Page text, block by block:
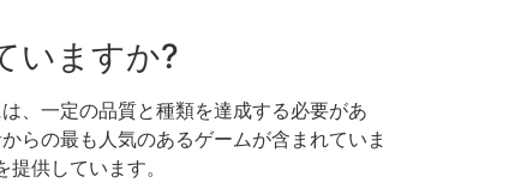
いますか?
、一定の品質と種類を達成する必要があ
らの最も人気のあるゲームが含まれていま
供しています。